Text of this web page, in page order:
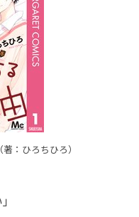
：ひろちひろ）